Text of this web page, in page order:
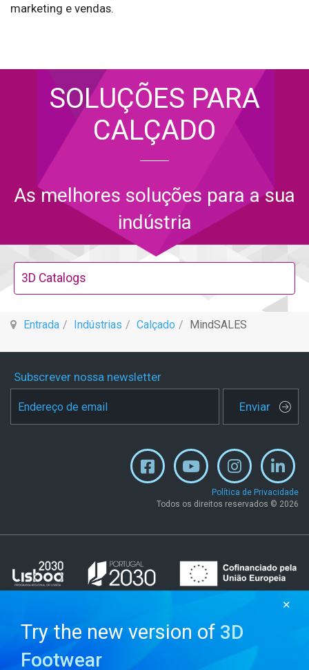
marketing e vendas.
SOLUÇÕES PARA
CALÇADO
As melhores soluções para a sua
indústria
3D Catalogs
Entrada Indústrias Calçado MindSALES
Subscrever nossa newsletter
Enviar
Política de Privacidade
Todos os direitos reservados © 2026
Try the new version of 3D
Footwear
✕